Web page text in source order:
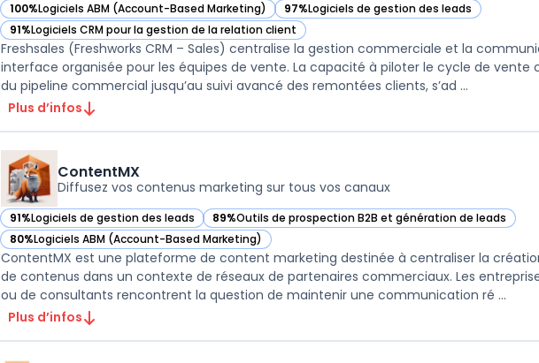
100%Logiciels ABM (Account-Based Marketing)
— voir Freshsales (Freshworks CRM – Sales) dans cette catégorie
97%Logiciels de gestion des leads
— voir Freshsales (Freshworks CRM – Sales)
91%Logiciels CRM pour la gestion de la relation client
— voir Freshsales (Freshworks CRM – Sales) dans cette catégorie
Freshsales (Freshworks CRM – Sales) centralise la gestion commerciale et la
interface organisée pour les équipes de vente. La capacité à piloter le cycle de vente
du pipeline commercial jusqu’au suivi avancé des remontées clients, s’ad ...
Plus d’infos
ContentMX
Diffusez vos contenus marketing sur tous vos canaux
91%Logiciels de gestion des leads
— voir ContentMX dans cette catégorie
89%Outils de prospection B2B et génération de leads
— voir ContentMX dans cette catégorie
80%Logiciels ABM (Account-Based Marketing)
— voir ContentMX dans cette catégorie
ContentMX est une plateforme de content marketing destinée à centraliser la
de contenus dans un contexte de réseaux de partenaires commerciaux. Les
ou de consultants rencontrent la question de maintenir une communication ré ...
Plus d’infos